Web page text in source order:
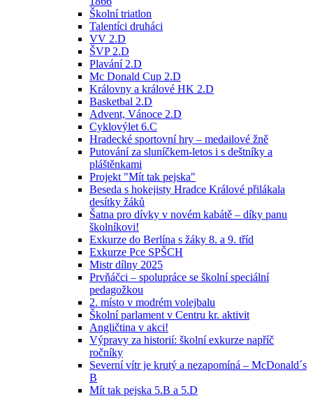
Školní triatlon
Talentíci druháci
VV 2.D
ŠVP 2.D
Plavání 2.D
Mc Donald Cup 2.D
Královny a králové HK 2.D
Basketbal 2.D
Advent, Vánoce 2.D
Cyklovýlet 6.C
Hradecké sportovní hry – medailové žně
Putování za sluníčkem-letos i s deštníky a
pláštěnkami
Projekt "Mít tak pejska"
Beseda s hokejisty Hradce Králové přilákala
desítky žáků
Šatna pro dívky v novém kabátě – díky panu
školníkovi!
Exkurze do Berlína s žáky 8. a 9. tříd
Exkurze Pce SPŠCH
Mistr dílny 2025
Prvňáčci – spolupráce se školní speciální
pedagožkou
2. místo v modrém volejbalu
Školní parlament v Centru kr. aktivit
Angličtina v akci!
Výpravy za historií: školní exkurze napříč
ročníky
Severní vítr je krutý a nezapomíná – McDonald´s
B
Mít tak pejska 5.B a 5.D